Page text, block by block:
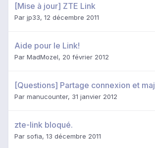
[Mise à jour] ZTE Link
Par jp33, 12 décembre 2011
Aide pour le Link!
Par MadMozel, 20 février 2012
[Questions] Partage connexion et maj
Par manucounter, 31 janvier 2012
zte-link bloqué.
Par sofia, 13 décembre 2011